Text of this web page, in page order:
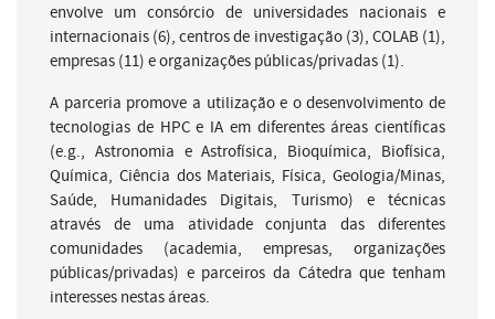
envolve um consórcio de universidades nacionais e
internacionais (6), centros de investigação (3), COLAB (1),
empresas (11) e organizações públicas/privadas (1).
A parceria promove a utilização e o desenvolvimento de
tecnologias de HPC e IA em diferentes áreas científicas
(e.g., Astronomia e Astrofísica, Bioquímica, Biofísica,
Química, Ciência dos Materiais, Física, Geologia/Minas,
Saúde, Humanidades Digitais, Turismo) e técnicas
através de uma atividade conjunta das diferentes
comunidades (academia, empresas, organizações
públicas/privadas) e parceiros da Cátedra que tenham
interesses nestas áreas.